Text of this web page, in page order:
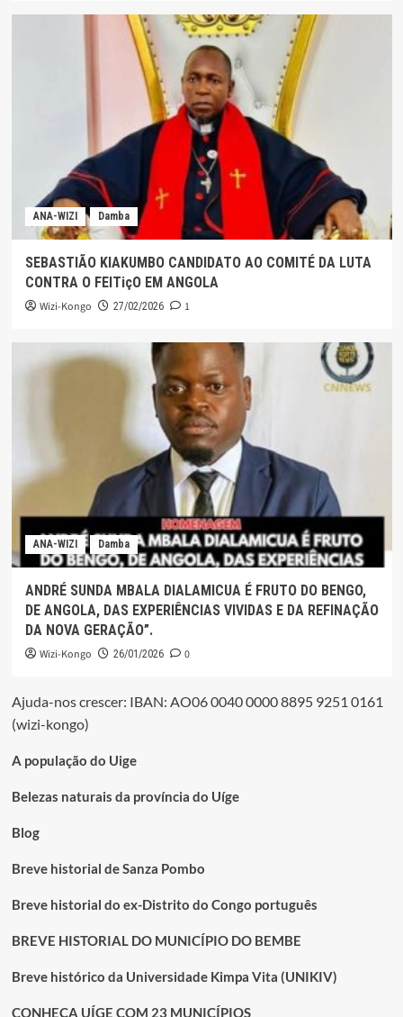
ANA-WIZI Damba
SEBASTIÃO KIAKUMBO CANDIDATO AO COMITÉ DA LUTA
CONTRA O FEITiçO EM ANGOLA
Wizi-Kongo 27/02/2026 1
ANA-WIZI Damba
ANDRÉ SUNDA MBALA DIALAMICUA É FRUTO DO BENGO,
DE ANGOLA, DAS EXPERIÊNCIAS VIVIDAS E DA REFINAÇÃO
DA NOVA GERAÇÃO”.
Wizi-Kongo 26/01/2026 0
Ajuda-nos crescer: IBAN: AO06 0040 0000 8895 9251 0161
(wizi-kongo)
A população do Uige
Belezas naturais da província do Uíge
Blog
Breve historial de Sanza Pombo
Breve historial do ex-Distrito do Congo português
BREVE HISTORIAL DO MUNICÍPIO DO BEMBE
Breve histórico da Universidade Kimpa Vita (UNIKIV)
CONHEÇA UÍGE COM 23 MUNICÍPIOS